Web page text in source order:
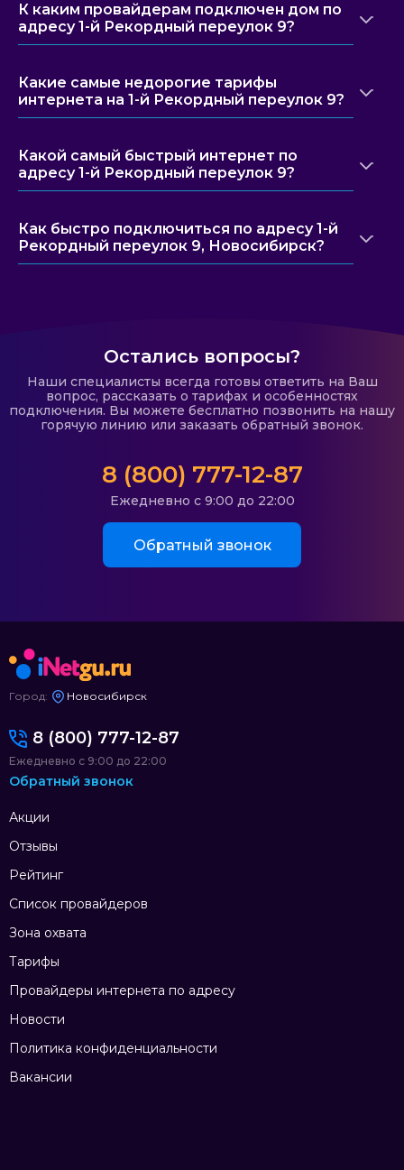
К каким провайдерам подключен дом по
адресу 1-й Рекордный переулок 9?
Какие самые недорогие тарифы
интернета на 1-й Рекордный переулок 9?
Какой самый быстрый интернет по
адресу 1-й Рекордный переулок 9?
Как быстро подключиться по адресу 1-й
Рекордный переулок 9, Новосибирск?
Остались вопросы?
Наши специалисты всегда готовы ответить на Ваш
вопрос, рассказать о тарифах и особенностях
подключения. Вы можете бесплатно позвонить на нашу
горячую линию или заказать обратный звонок.
8 (800) 777-12-87
Ежедневно с 9:00 до 22:00
Обратный звонок
Город: Новосибирск
Акции
Отзывы
Рейтинг
Список провайдеров
Зона охвата
Тарифы
Провайдеры интернета по адресу
Новости
Политика конфиденциальности
Вакансии
8 (800) 777-12-87
Ежедневно с 9:00 до 22:00
Обратный звонок